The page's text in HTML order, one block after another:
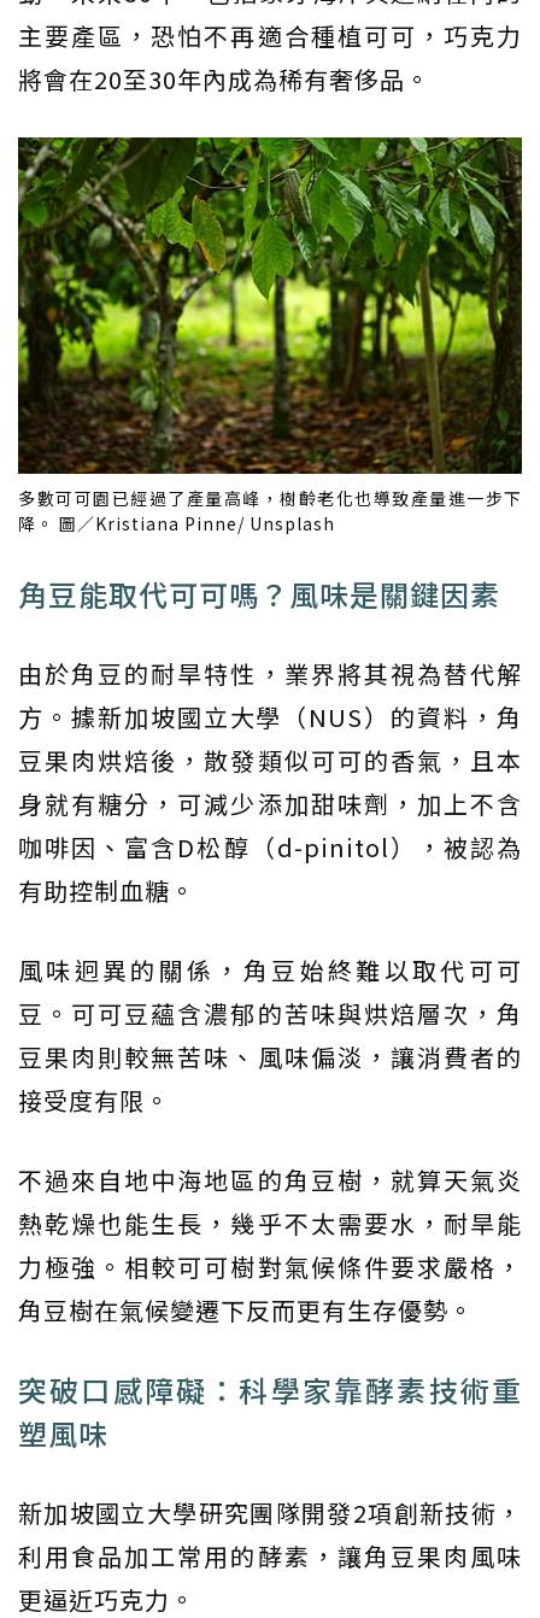
主要產區，恐怕不再適合種植可可，巧克力
將會在20至30年內成為稀有奢侈品。
多數可可園已經過了產量高峰，樹齡老化也導致產量進一步下
降。 圖／Kristiana Pinne/ Unsplash
角豆能取代可可嗎？風味是關鍵因素
由於角豆的耐旱特性，業界將其視為替代解
方。據新加坡國立大學（NUS）的資料，角
豆果肉烘焙後，散發類似可可的香氣，且本
身就有糖分，可減少添加甜味劑，加上不含
咖啡因、富含D松醇（d-pinitol），被認為
有助控制血糖。
風味迥異的關係，角豆始終難以取代可可
豆。可可豆蘊含濃郁的苦味與烘焙層次，角
豆果肉則較無苦味、風味偏淡，讓消費者的
接受度有限。
不過來自地中海地區的角豆樹，就算天氣炎
熱乾燥也能生長，幾乎不太需要水，耐旱能
力極強。相較可可樹對氣候條件要求嚴格，
角豆樹在氣候變遷下反而更有生存優勢。
突破口感障礙：科學家靠酵素技術重
塑風味
新加坡國立大學研究團隊開發2項創新技術，
利用食品加工常用的酵素，讓角豆果肉風味
更逼近巧克力。